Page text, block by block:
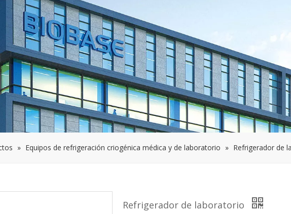
» Equipos de refrigeración criogénica médica y de laboratorio » Refrigerador de
Refrigerador de laboratorio